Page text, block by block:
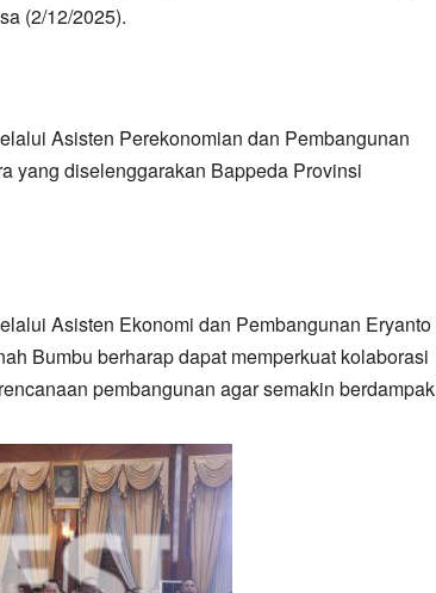
(2/12/2025).
Asisten Perekonomian dan Pembangunan
yang diselenggarakan Bappeda Provinsi
Asisten Ekonomi dan Pembangunan Eryanto
Bumbu berharap dapat memperkuat kolaborasi
pembangunan agar semakin berdampak